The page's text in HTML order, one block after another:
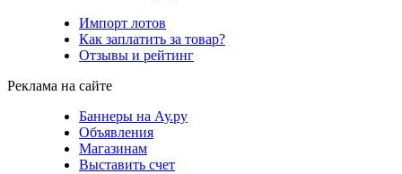
Импорт лотов
Как заплатить за товар?
Отзывы и рейтинг
Реклама на сайте
Баннеры на Ау.ру
Объявления
Магазинам
Выставить счет